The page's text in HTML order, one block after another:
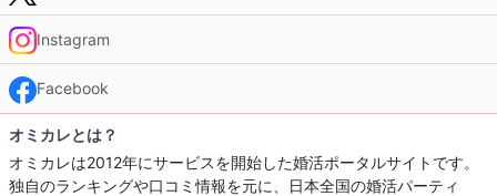
Instagram
Facebook
オミカレとは？
オミカレは2012年にサービスを開始した婚活ポータルサイトです。
独自のランキングや口コミ情報を元に、日本全国の婚活パーティ